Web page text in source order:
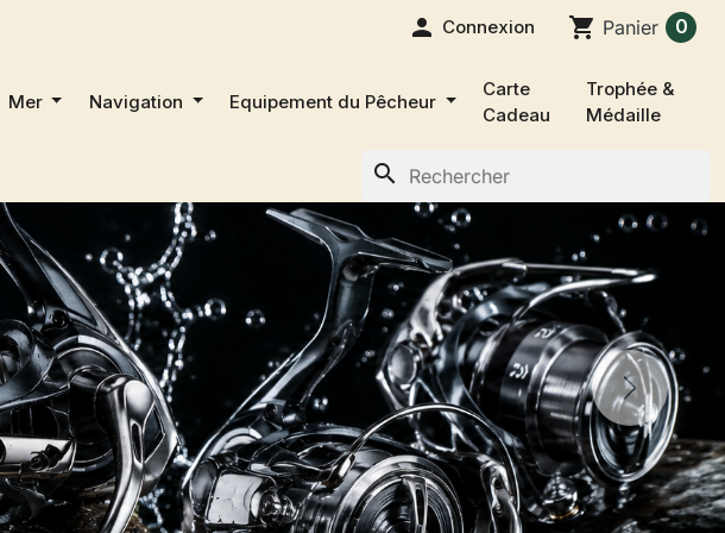
 Connexion shopping_cart Panier 0
Mer Navigation Equipement du Pêcheur
Carte
Cadeau
Trophée &
Médaille
search